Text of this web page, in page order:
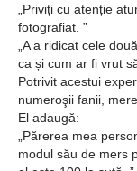
„Priviți cu atenție
fotografiat. ”
„A a ridicat cele
ca și cum ar fi vrut
Potrivit acestui
numeroşii fanii,
El adaugă:
„Părerea mea
modul său de mers